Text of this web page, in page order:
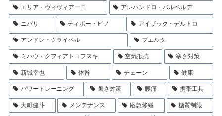
エリア・ヴィヴィアーニ アレハンドロ・バルベルデ
ニバリ ティボー・ピノ アイザック・デルトロ
アンドレ・グライペル ブエルタ
ミハウ・クフィアトコフスキ 空気抵抗 寒さ対策
新城幸也 体幹 チェーン 健康
パワートレーニング 暑さ対策 腰痛 携帯工具
大町健斗 メンテナンス 応急修繕 糖質制限